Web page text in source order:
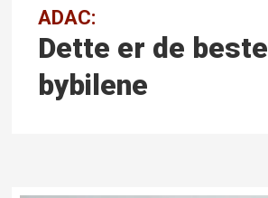
ADAC:
Dette er de beste
bybilene